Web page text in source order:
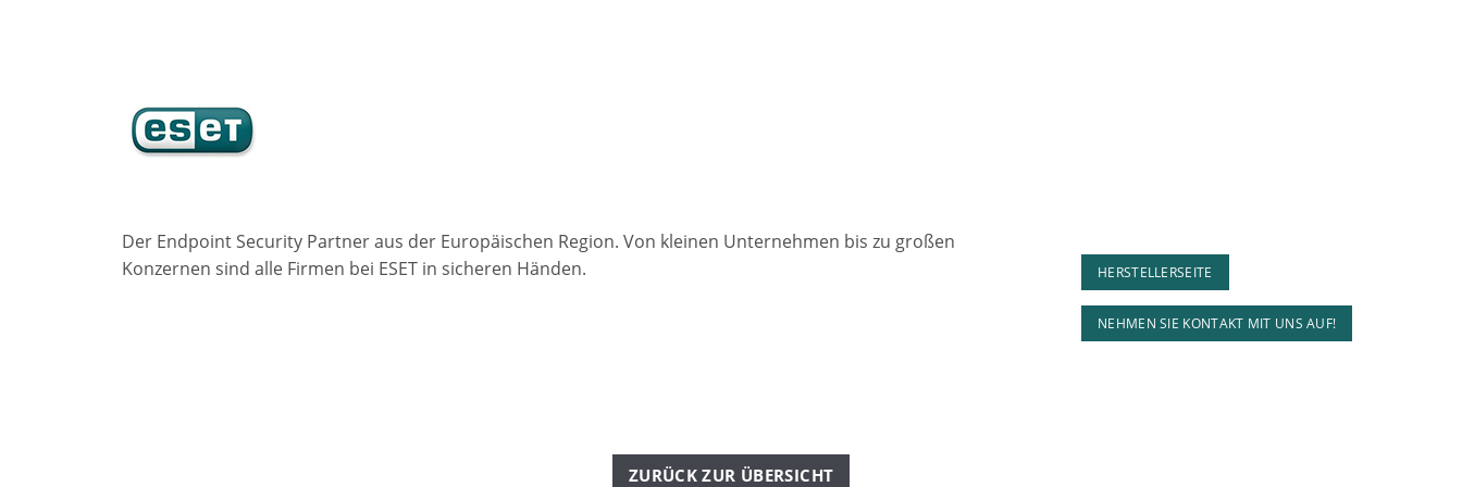
Der Endpoint Security Partner aus der Europäischen Region. Von kleinen Unternehmen bis zu großen
Konzernen sind alle Firmen bei ESET in sicheren Händen.
HERSTELLERSEITE
NEHMEN SIE KONTAKT MIT UNS AUF!
ZURÜCK ZUR ÜBERSICHT